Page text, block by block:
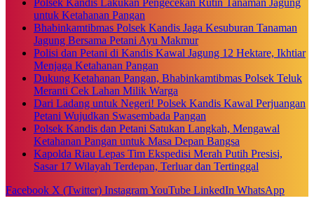
untuk Ketahanan Pangan
Bhabinkamtibmas Polsek Kandis Jaga Kesuburan Tanaman
Jagung Bersama Petani Ayu Makmur
Polisi dan Petani di Kandis Kawal Jagung 12 Hektare, Ikhtiar
Menjaga Ketahanan Pangan
Dukung Ketahanan Pangan, Bhabinkamtibmas Polsek Teluk
Meranti Cek Lahan Milik Warga
Dari Ladang untuk Negeri! Polsek Kandis Kawal Perjuangan
Petani Wujudkan Swasembada Pangan
Polsek Kandis dan Petani Satukan Langkah, Mengawal
Ketahanan Pangan untuk Masa Depan Bangsa
Kapolda Riau Lepas Tim Ekspedisi Merah Putih Presisi,
Sasar 17 Wilayah Terdepan, Terluar dan Tertinggal
Facebook X (Twitter) InstagramYouTube LinkedIn WhatsApp